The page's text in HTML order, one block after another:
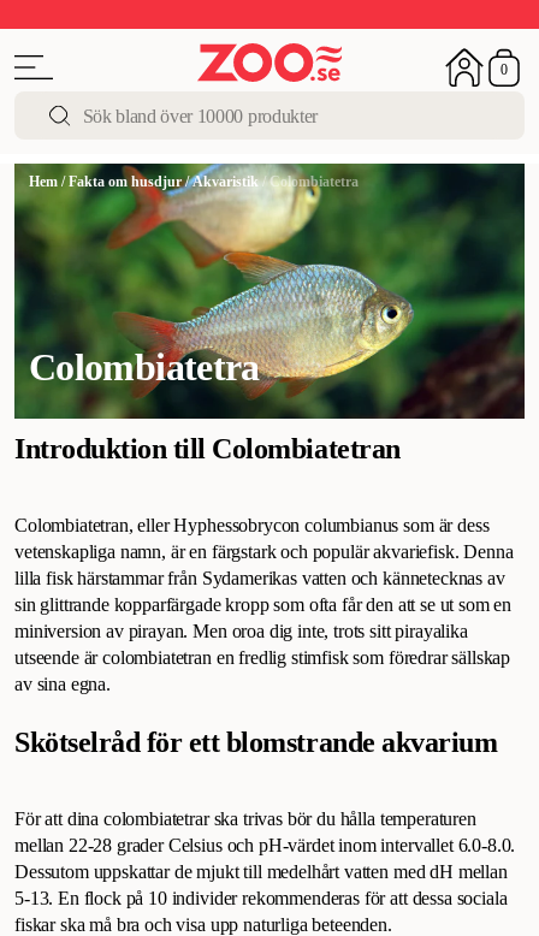
0
Hem /Fakta om husdjur/Akvaristik/Colombiatetra
Colombiatetra
Introduktion till Colombiatetran
Colombiatetran, eller Hyphessobrycon columbianus som är dess
vetenskapliga namn, är en färgstark och populär akvariefisk. Denna
lilla fisk härstammar från Sydamerikas vatten och kännetecknas av
sin glittrande kopparfärgade kropp som ofta får den att se ut som en
miniversion av pirayan. Men oroa dig inte, trots sitt pirayalika
utseende är colombiatetran en fredlig stimfisk som föredrar sällskap
av sina egna.
Skötselråd för ett blomstrande akvarium
För att dina colombiatetrar ska trivas bör du hålla temperaturen
mellan 22-28 grader Celsius och pH-värdet inom intervallet 6.0-8.0.
Dessutom uppskattar de mjukt till medelhårt vatten med dH mellan
5-13. En flock på 10 individer rekommenderas för att dessa sociala
fiskar ska må bra och visa upp naturliga beteenden.